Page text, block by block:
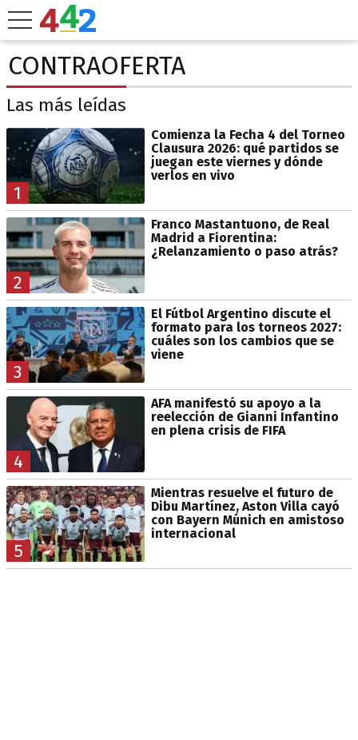
CONTRAOFERTA
Las más leídas
1
Comienza la Fecha 4 del Torneo
Clausura 2026: qué partidos se
juegan este viernes y dónde
verlos en vivo
2
Franco Mastantuono, de Real
Madrid a Fiorentina:
¿Relanzamiento o paso atrás?
3
El Fútbol Argentino discute el
formato para los torneos 2027:
cuáles son los cambios que se
viene
4
AFA manifestó su apoyo a la
reelección de Gianni Infantino
en plena crisis de FIFA
5
Mientras resuelve el futuro de
Dibu Martínez, Aston Villa cayó
con Bayern Múnich en amistoso
internacional